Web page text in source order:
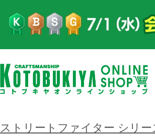
ストリートファイター シリー